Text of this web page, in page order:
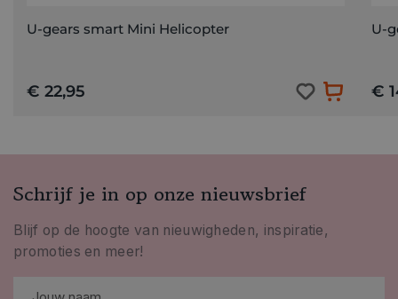
U-gears smart Mini Helicopter
€ 22,95
U-
€
Schrijf je in op onze nieuwsbrief
Blijf op de hoogte van nieuwigheden, inspiratie,
promoties en meer!